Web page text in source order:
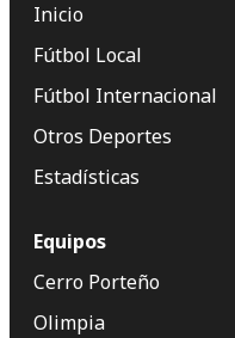
Inicio
Fútbol Local
Fútbol Internacional
Otros Deportes
Estadísticas
Equipos
Cerro Porteño
Olimpia